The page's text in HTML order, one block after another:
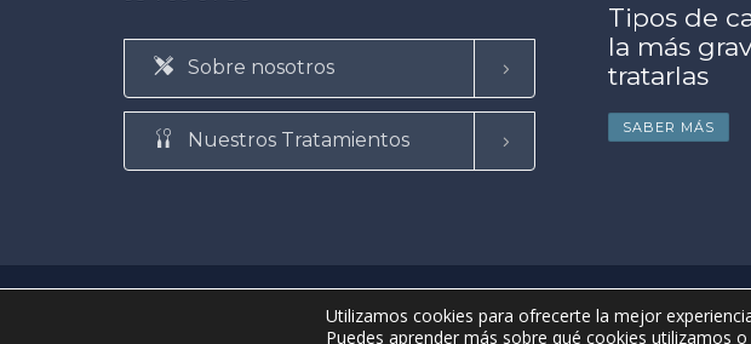
Sobre nosotros
Nuestros Tratamientos
Tipos de
la más
tratarlas
SABER MÁS
Cómo
de la
SABER MÁS
ProdeX-Informática•
Utilizamos cookies para ofrecerte la mejor
Puedes aprender más sobre qué cookies utilizamos